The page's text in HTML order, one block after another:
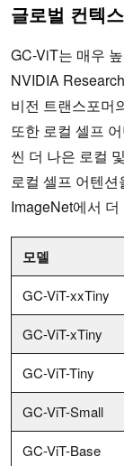
글로벌 컨텍
GC-ViT는 매우
NVIDIA
비전 트랜스포머
또한 로컬 셀프
씬 더 나은 로컬
로컬 셀프 어텐
ImageNet에서
모델
GC-ViT-xxTiny
GC-ViT-xTiny
GC-ViT-Tiny
GC-ViT-Small
GC-ViT-Base